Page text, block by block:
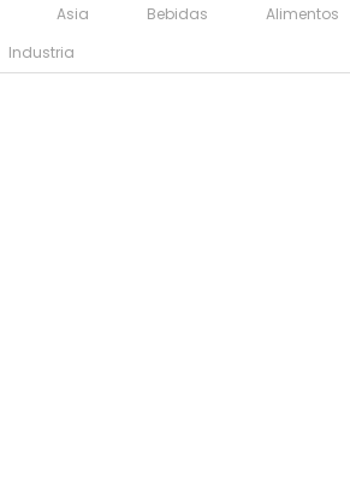
Asia Bebidas
Alimentos
Industria